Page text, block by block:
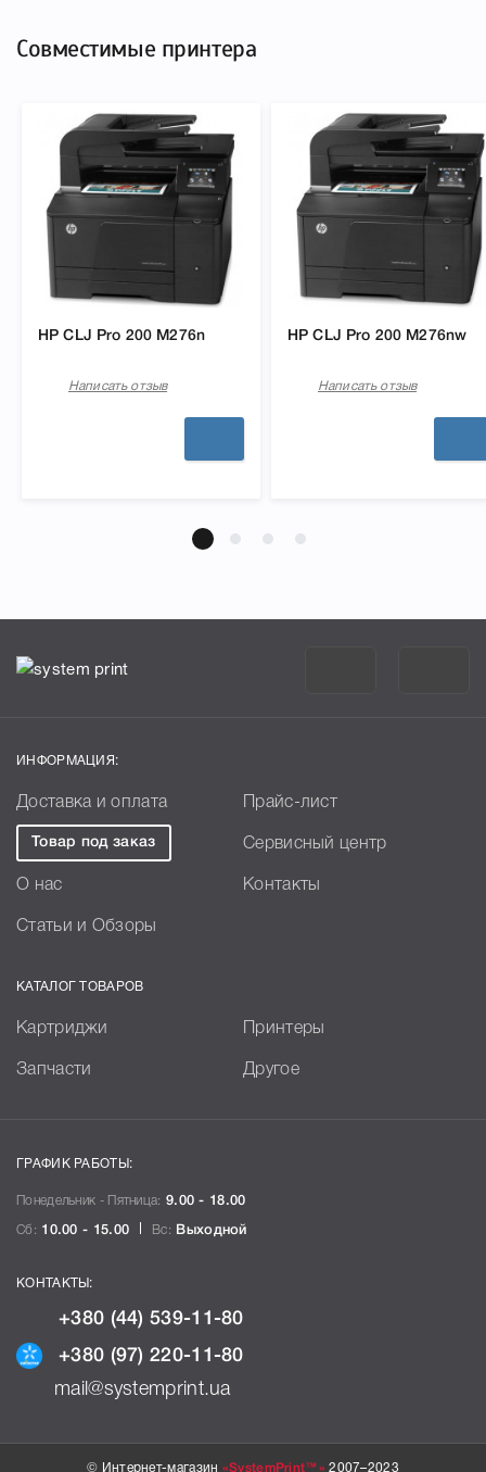
Совместимые принтера
HP CLJ Pro 200 M276n
Написать отзыв
HP CLJ Pro 200 M276nw
Написать отзыв
ИНФОРМАЦИЯ:
Доставка и оплата Прайс-лист
Товар под заказ Сервисный центр
О нас Контакты
Статьи и Обзоры
КАТАЛОГ ТОВАРОВ
Картриджи Принтеры
Запчасти Другое
ГРАФИК РАБОТЫ:
Понедельник - Пятница: 9.00 - 18.00
Сб: 10.00 - 15.00 Вс: Выходной
КОНТАКТЫ:
+380 (44) 539-11-80
+380 (97) 220-11-80
mail@systemprint.ua
© Интернет-магазин «SystemPrint™» 2007–2023